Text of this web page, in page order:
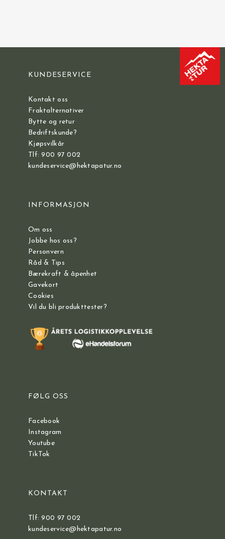
KUNDESERVICE
Kontakt oss
Fraktalternativer
Bytte og retur
Bedriftskunde?
Kjøpsvilkår
Tlf: 900 97 002
kundeservice@hektapatur.no
INFORMASJON
Om oss
Jobbe hos oss?
Personvern
Råd & Tips
Bærekraft & åpenhet
Gavekort
Cookies
Vil du bli produkttester?
FØLG OSS
Facebook
Instagram
Youtube
TikTok
KONTAKT
Tlf: 900 97 002
kundeservice@hektapatur.no